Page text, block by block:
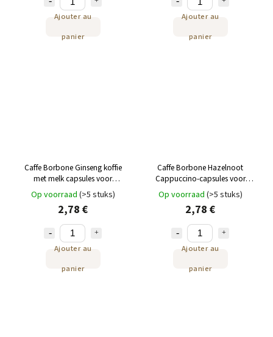
Ajouter au
panier
Ajouter au
panier
Caffe Borbone Ginseng koffie
met melk capsules voor
Nespresso® 10st
Op voorraad (>5 stuks)
2,78 €
Ajouter au
panier
Caffe Borbone Hazelnoot
Cappuccino-capsules voor
Nespresso® 10st
Op voorraad (>5 stuks)
2,78 €
Ajouter au
panier